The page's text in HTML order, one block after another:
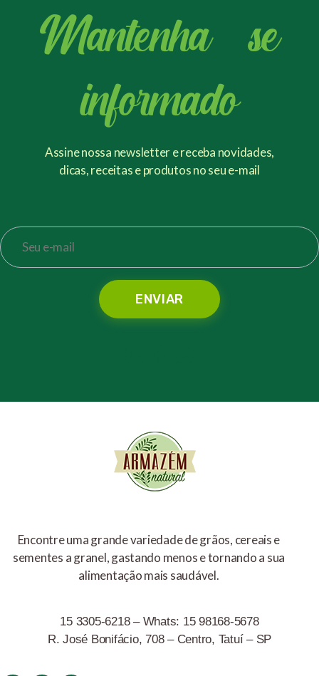
Encontre uma grande variedade de grãos, cereais e
sementes a granel, gastando menos e tornando a sua
alimentação mais saudável.
15 3305-6218 – Whats: 15 98168-5678
R. José Bonifácio, 708 – Centro, Tatuí – SP
Mantenha - se
informado
Assine nossa newsletter e receba novidades,
dicas, receitas e produtos no seu e-mail